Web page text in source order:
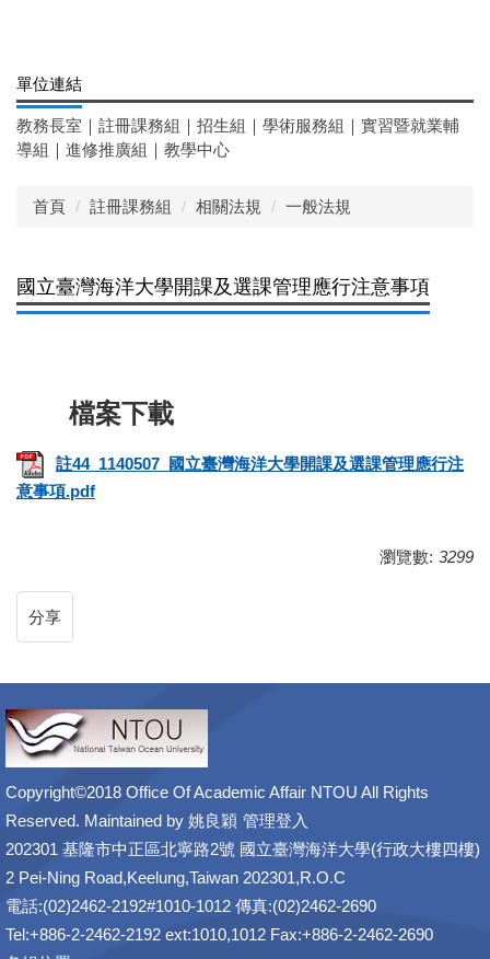
單位連結
教務長室 ｜ 註冊課務組 ｜ 招生組 ｜ 學術服務組 ｜ 實習暨就業輔
導組 ｜ 進修推廣組 ｜ 教學中心
首頁 註冊課務組 相關法規 一般法規
國立臺灣海洋大學開課及選課管理應行注意事項
註44_1140507_國立臺灣海洋大學開課及選課管理應行注
意事項.pdf
瀏覽數: 3299
分享
Copyright©2018 Office Of Academic Affair NTOU All Rights
Reserved. Maintained by 姚良穎 管理登入
202301 基隆市中正區北寧路2號 國立臺灣海洋大學(行政大樓四樓)
2 Pei-Ning Road,Keelung,Taiwan 202301,R.O.C
電話:(02)2462-2192#1010-1012 傳真:(02)2462-2690
Tel:+886-2-2462-2192 ext:1010,1012 Fax:+886-2-2462-2690